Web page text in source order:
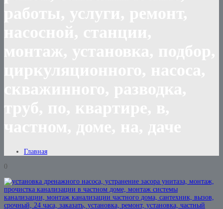
Главная
0